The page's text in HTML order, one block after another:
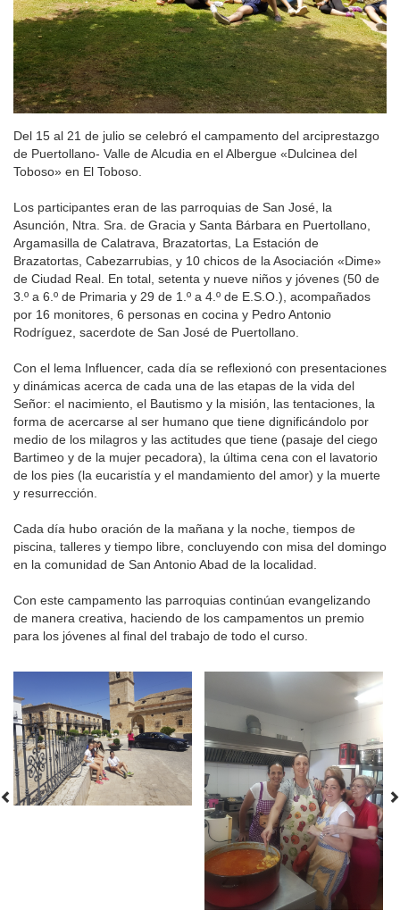
Del 15 al 21 de julio se celebró el campamento del arciprestazgo
de Puertollano- Valle de Alcudia en el Albergue «Dulcinea del
Toboso» en El Toboso.
Los participantes eran de las parroquias de San José, la
Asunción, Ntra. Sra. de Gracia y Santa Bárbara en Puertollano,
Argamasilla de Calatrava, Brazatortas, La Estación de
Brazatortas, Cabezarrubias, y 10 chicos de la Asociación «Dime»
de Ciudad Real. En total, setenta y nueve niños y jóvenes (50 de
3.º a 6.º de Primaria y 29 de 1.º a 4.º de E.S.O.), acompañados
por 16 monitores, 6 personas en cocina y Pedro Antonio
Rodríguez, sacerdote de San José de Puertollano.
Con el lema Influencer, cada día se reflexionó con presentaciones
y dinámicas acerca de cada una de las etapas de la vida del
Señor: el nacimiento, el Bautismo y la misión, las tentaciones, la
forma de acercarse al ser humano que tiene dignificándolo por
medio de los milagros y las actitudes que tiene (pasaje del ciego
Bartimeo y de la mujer pecadora), la última cena con el lavatorio
de los pies (la eucaristía y el mandamiento del amor) y la muerte
y resurrección.
Cada día hubo oración de la mañana y la noche, tiempos de
piscina, talleres y tiempo libre, concluyendo con misa del domingo
en la comunidad de San Antonio Abad de la localidad.
Con este campamento las parroquias continúan evangelizando
de manera creativa, haciendo de los campamentos un premio
para los jóvenes al final del trabajo de todo el curso.